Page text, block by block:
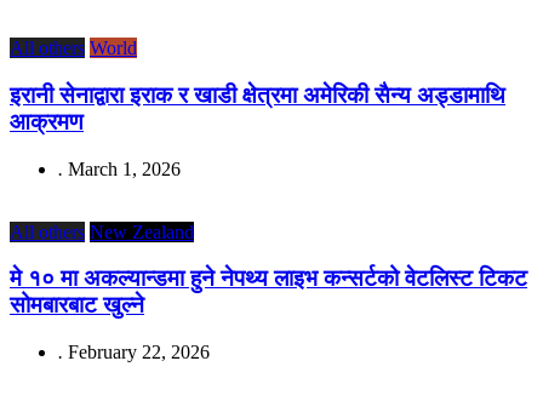
All others World
इरानी सेनाद्वारा इराक र खाडी क्षेत्रमा अमेरिकी सैन्य अड्डामाथि
आक्रमण
. March 1, 2026
All others New Zealand
मे १० मा अकल्यान्डमा हुने नेपथ्य लाइभ कन्सर्टको वेटलिस्ट टिकट
सोमबारबाट खुल्ने
. February 22, 2026